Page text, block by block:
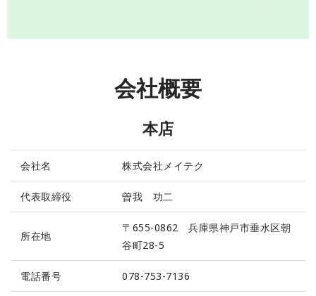
会社概要
本店
会社名 株式会社メイテク
代表取締役 曽我 功二
所在地
〒655-0862 兵庫県神戸市垂水区朝
谷町28-5
電話番号 078-753-7136